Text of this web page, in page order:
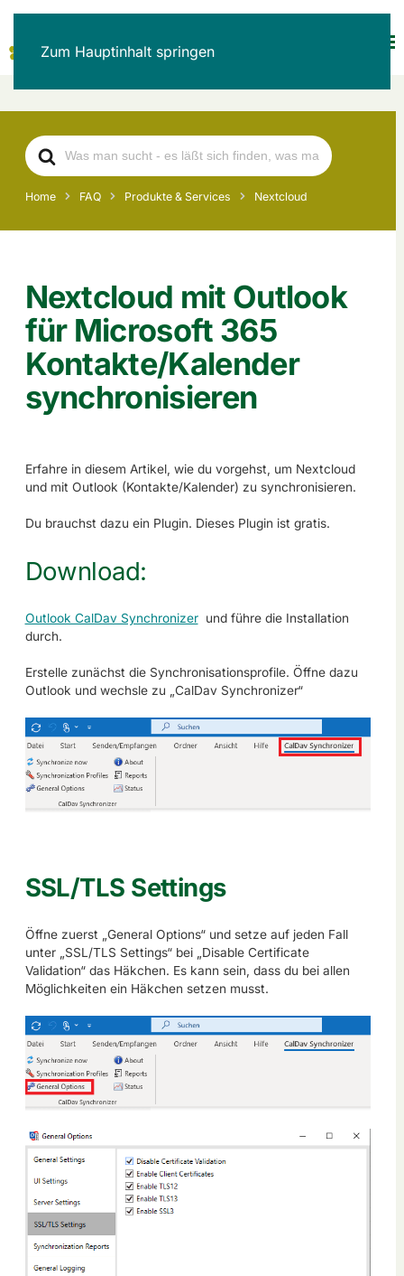
Zum Hauptinhalt springen
Search
For
Home FAQ Produkte & Services Nextcloud
Nextcloud mit Outlook
für Microsoft 365
Kontakte/Kalender
synchronisieren
Erfahre in diesem Artikel, wie du vorgehst, um Nextcloud
und mit Outlook (Kontakte/Kalender) zu synchronisieren.
Du brauchst dazu ein Plugin. Dieses Plugin ist gratis.
Download:
Outlook CalDav Synchronizerund führe die Installation
durch.
Erstelle zunächst die Synchronisationsprofile. Öffne dazu
Outlook und wechsle zu „CalDav Synchronizer“
SSL/TLS Settings
Öffne zuerst „General Options“ und setze auf jeden Fall
unter „SSL/TLS Settings“ bei „Disable Certificate
Validation“ das Häkchen. Es kann sein, dass du bei allen
Möglichkeiten ein Häkchen setzen musst.